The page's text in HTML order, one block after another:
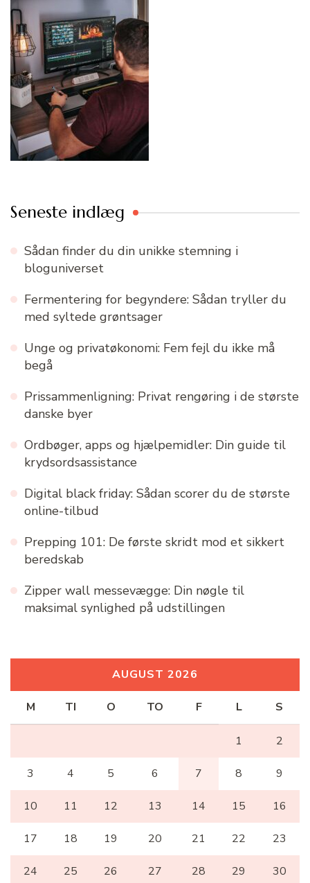
Seneste indlæg
Sådan finder du din unikke stemning i
bloguniverset
Fermentering for begyndere: Sådan tryller du
med syltede grøntsager
Unge og privatøkonomi: Fem fejl du ikke må
begå
Prissammenligning: Privat rengøring i de største
danske byer
Ordbøger, apps og hjælpemidler: Din guide til
krydsordsassistance
Digital black friday: Sådan scorer du de største
online-tilbud
Prepping 101: De første skridt mod et sikkert
beredskab
Zipper wall messevægge: Din nøgle til
maksimal synlighed på udstillingen
AUGUST 2026
M TI O TO F L S
1 2
3 4 5 6 7 8 9
10 11 12 13 14 15 16
17 18 19 20 21 22 23
24 25 26 27 28 29 30